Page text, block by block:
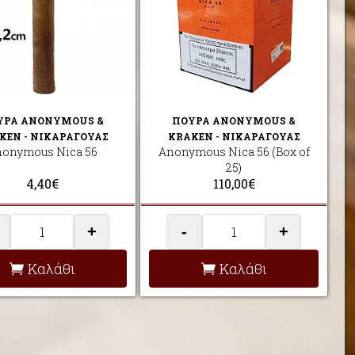
ANONYMOUS &
- ΝΙΚΑΡΑΓΟΥΑΣ
Nica 56
4,40€
+
Καλάθι
ΠΟΥΡΑ ANONYMOUS &
KRAKEN - ΝΙΚΑΡΑΓΟΥΑΣ
Anonymous Nica 56 (Box of
25)
110,00€
- +
Καλάθι